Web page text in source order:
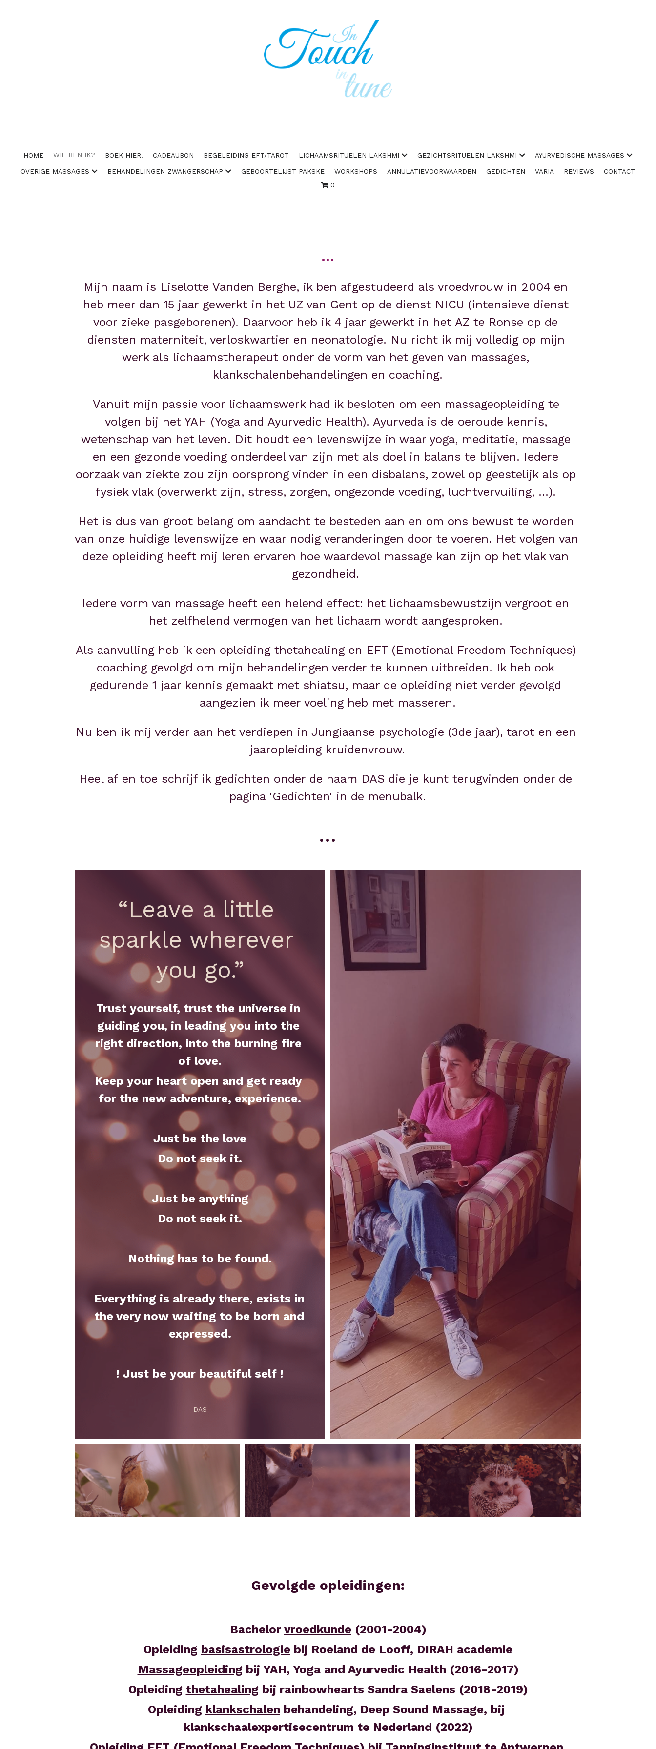
HOME WIE BEN IK? BOEK HIER! CADEAUBON BEGELEIDING EFT/TAROT LICHAAMSRITUELEN LAKSHMI GEZICHTSRITUELEN LAKSHMI AYURVEDISCHE MASSAGES
OVERIGE MASSAGES BEHANDELINGEN ZWANGERSCHAP GEBOORTELIJST PAKSKE WORKSHOPS ANNULATIEVOORWAARDEN GEDICHTEN VARIA REVIEWS
CONTACT
0
...
Mijn naam is Liselotte Vanden Berghe, ik ben afgestudeerd als vroedvrouw in 2004 en
heb meer dan 15 jaar gewerkt in het UZ van Gent op de dienst NICU (intensieve dienst
voor zieke pasgeborenen). Daarvoor heb ik 4 jaar gewerkt in het AZ te Ronse op de
diensten materniteit, verloskwartier en neonatologie. Nu richt ik mij volledig op mijn
werk als lichaamstherapeut onder de vorm van het geven van massages,
klankschalenbehandelingen en coaching.
Vanuit mijn passie voor lichaamswerk had ik besloten om een massageopleiding te
volgen bij het YAH (Yoga and Ayurvedic Health). Ayurveda is de oeroude kennis,
wetenschap van het leven. Dit houdt een levenswijze in waar yoga, meditatie, massage
en een gezonde voeding onderdeel van zijn met als doel in balans te blijven. Iedere
oorzaak van ziekte zou zijn oorsprong vinden in een disbalans, zowel op geestelijk als op
fysiek vlak (overwerkt zijn, stress, zorgen, ongezonde voeding, luchtvervuiling, …).
Het is dus van groot belang om aandacht te besteden aan en om ons bewust te worden
van onze huidige levenswijze en waar nodig veranderingen door te voeren. Het volgen van
deze opleiding heeft mij leren ervaren hoe waardevol massage kan zijn op het vlak van
gezondheid.
Iedere vorm van massage heeft een helend effect: het lichaamsbewustzijn vergroot en
het zelfhelend vermogen van het lichaam wordt aangesproken.
Als aanvulling heb ik een opleiding thetahealing en EFT (Emotional Freedom Techniques)
coaching gevolgd om mijn behandelingen verder te kunnen uitbreiden. Ik heb ook
gedurende 1 jaar kennis gemaakt met shiatsu, maar de opleiding niet verder gevolgd
aangezien ik meer voeling heb met masseren.
Nu ben ik mij verder aan het verdiepen in Jungiaanse psychologie (3de jaar), tarot en een
jaaropleiding kruidenvrouw.
Heel af en toe schrijf ik gedichten onder de naam DAS die je kunt terugvinden onder de
pagina 'Gedichten' in de menubalk.
...
“Leave a little
sparkle wherever
you go.”
Trust yourself, trust the universe in
guiding you, in leading you into the
right direction, into the burning fire
of love.
Keep your heart open and get ready
for the new adventure, experience.
Just be the love
Do not seek it.
Just be anything
Do not seek it.
Nothing has to be found.
Everything is already there, exists in
the very now waiting to be born and
expressed.
! Just be your beautiful self !
-DAS-
Gevolgde opleidingen:
Bachelor vroedkunde (2001-2004)
Opleiding basisastrologie bij Roeland de Looff, DIRAH academie
Massageopleiding bij YAH, Yoga and Ayurvedic Health (2016-2017)
Opleiding thetahealing bij rainbowhearts Sandra Saelens (2018-2019)
Opleiding klankschalen behandeling, Deep Sound Massage, bij
klankschaalexpertisecentrum te Nederland (2022)